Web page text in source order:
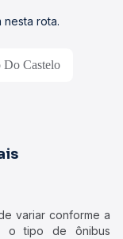
nesta rota.
Do Castelo
variar conforme a
o tipo de ônibus